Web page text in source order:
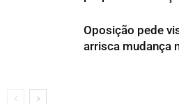
Oposição pede
arrisca mudança